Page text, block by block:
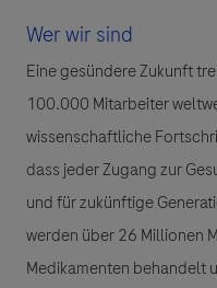
Wer wir sind
Eine gesündere Zukunft
100.000 Mitarbeiter
wissenschaftliche
dass jeder Zugang zur
und für zukünftige
werden über 26 Millionen
Medikamenten behandelt